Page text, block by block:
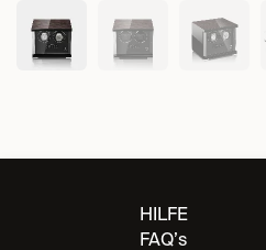
HILFE
FAQ’s